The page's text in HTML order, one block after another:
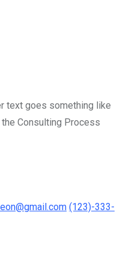
text goes something like
Consulting Process
(123)-333-